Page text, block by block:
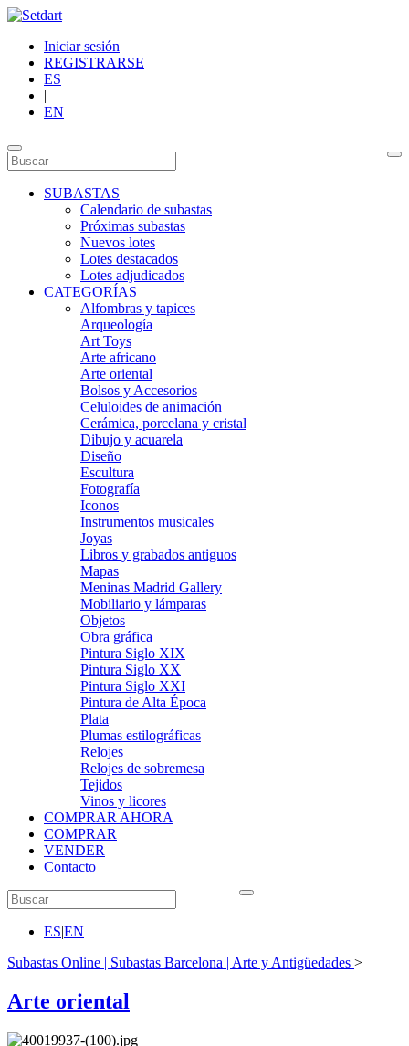
Iniciar sesión
REGISTRARSE
ES
|
EN
SUBASTAS
Calendario de subastas
Próximas subastas
Nuevos lotes
Lotes destacados
Lotes adjudicados
CATEGORÍAS
Alfombras y tapices
Arqueología
Art Toys
Arte africano
Arte oriental
Bolsos y Accesorios
Celuloides de animación
Cerámica, porcelana y cristal
Dibujo y acuarela
Diseño
Escultura
Fotografía
Iconos
Instrumentos musicales
Joyas
Libros y grabados antiguos
Mapas
Meninas Madrid Gallery
Mobiliario y lámparas
Objetos
Obra gráfica
Pintura Siglo XIX
Pintura Siglo XX
Pintura Siglo XXI
Pintura de Alta Época
Plata
Plumas estilográficas
Relojes
Relojes de sobremesa
Tejidos
Vinos y licores
COMPRAR AHORA
COMPRAR
VENDER
Contacto
ES|EN
Subastas Online | Subastas Barcelona | Arte y Antigüedades >
Arte oriental